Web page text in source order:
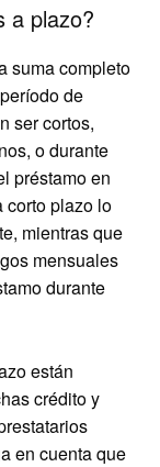
a plazo?
suma completo
de
ser cortos,
o durante
préstamo en
corto plazo lo
mientras que
mensuales
durante
están
crédito y
en cuenta que